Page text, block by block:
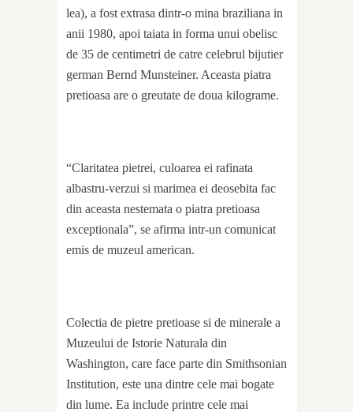
lea), a fost extrasa dintr-o mina braziliana in
anii 1980, apoi taiata in forma unui obelisc
de 35 de centimetri de catre celebrul bijutier
german Bernd Munsteiner. Aceasta piatra
pretioasa are o greutate de doua kilograme.
“Claritatea pietrei, culoarea ei rafinata
albastru-verzui si marimea ei deosebita fac
din aceasta nestemata o piatra pretioasa
exceptionala”, se afirma intr-un comunicat
emis de muzeul american.
Colectia de pietre pretioase si de minerale a
Muzeului de Istorie Naturala din
Washington, care face parte din Smithsonian
Institution, este una dintre cele mai bogate
din lume. Ea include printre cele mai